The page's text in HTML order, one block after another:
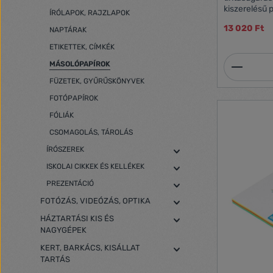
ÍRÓLAPOK, RAJZLAPOK
NAPTÁRAK
ETIKETTEK, CÍMKÉK
MÁSOLÓPAPÍROK
FÜZETEK, GYŰRŰSKÖNYVEK
FOTÓPAPÍROK
FÓLIÁK
CSOMAGOLÁS, TÁROLÁS
ÍRÓSZEREK
ISKOLAI CIKKEK ÉS KELLÉKEK
PREZENTÁCIÓ
FOTÓZÁS, VIDEÓZÁS, OPTIKA
HÁZTARTÁSI KIS ÉS
NAGYGÉPEK
KERT, BARKÁCS, KISÁLLAT
TARTÁS
kiszerelésű
egyaránt alkalmazható
Tekercshossz:
13 020 Ft